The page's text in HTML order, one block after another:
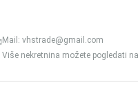
Mail: vhstrade@gmail.com
Više nekretnina možete pogledati